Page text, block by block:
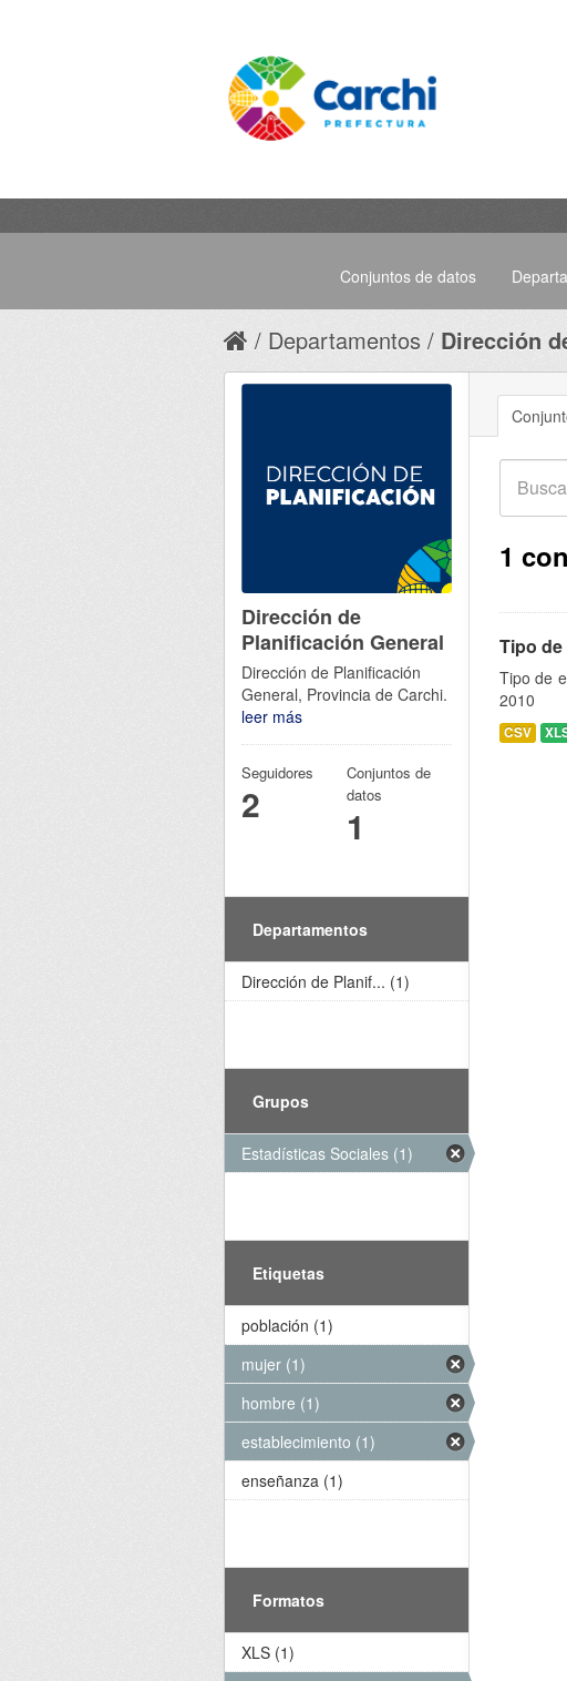
Conjuntos de datos
Departamentos Dirección
1
Tipo
Tipo de
2010
CSV
Dirección de
Planificación General
Dirección de Planificación
General, Provincia de Carchi.
leer más
Seguidores
2
Conjuntos de
datos
1
Departamentos
Dirección de Planif... (1)
Grupos
Estadísticas Sociales (1)
Etiquetas
población (1)
mujer (1)
hombre (1)
establecimiento (1)
enseñanza (1)
Formatos
XLS (1)